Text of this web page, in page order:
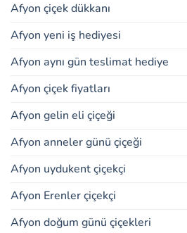
Afyon çiçek dükkanı
Afyon yeni iş hediyesi
Afyon aynı gün teslimat hediye
Afyon çiçek fiyatları
Afyon gelin eli çiçeği
Afyon anneler günü çiçeği
Afyon uydukent çiçekçi
Afyon Erenler çiçekçi
Afyon doğum günü çiçekleri